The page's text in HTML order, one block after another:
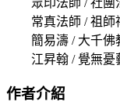
常真法師 / 祖師
簡易濤 / 大千佛
江昇翰 / 覺無憂
作者介紹